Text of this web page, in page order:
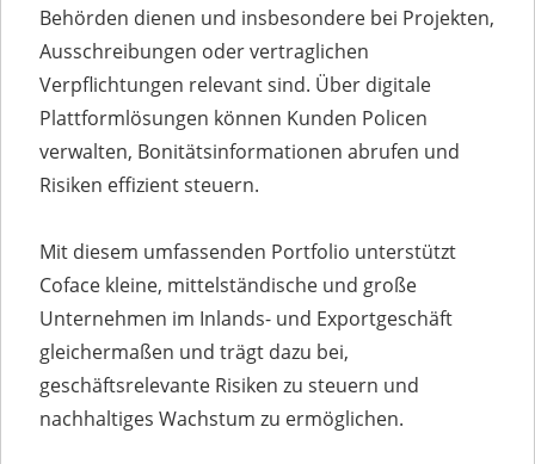
Behörden dienen und insbesondere bei Projekten,
Ausschreibungen oder vertraglichen
Verpflichtungen relevant sind. Über digitale
Plattformlösungen können Kunden Policen
verwalten, Bonitätsinformationen abrufen und
Risiken effizient steuern.
Mit diesem umfassenden Portfolio unterstützt
Coface kleine, mittelständische und große
Unternehmen im Inlands- und Exportgeschäft
gleichermaßen und trägt dazu bei,
geschäftsrelevante Risiken zu steuern und
nachhaltiges Wachstum zu ermöglichen.